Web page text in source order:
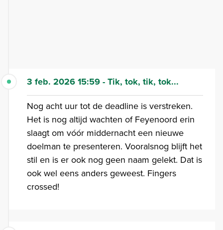
3 feb. 2026 15:59 - Tik, tok, tik, tok...
Nog acht uur tot de deadline is verstreken.
Het is nog altijd wachten of Feyenoord erin
slaagt om vóór middernacht een nieuwe
doelman te presenteren. Vooralsnog blijft het
stil en is er ook nog geen naam gelekt. Dat is
ook wel eens anders geweest. Fingers
crossed!